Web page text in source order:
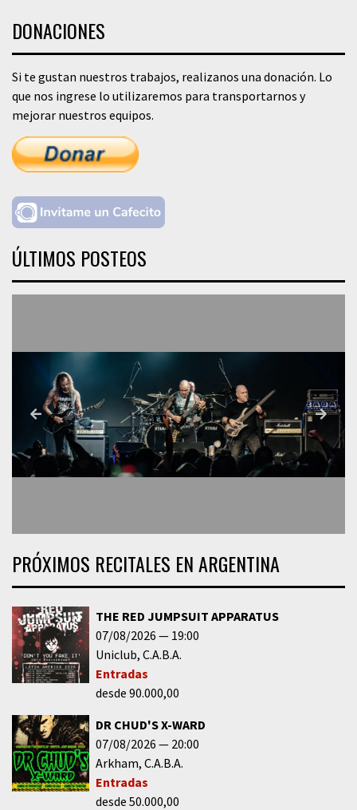
DONACIONES
Si te gustan nuestros trabajos, realizanos una donación. Lo
que nos ingrese lo utilizaremos para transportarnos y
mejorar nuestros equipos.
ÚLTIMOS POSTEOS
PRÓXIMOS RECITALES EN ARGENTINA
THE RED JUMPSUIT APPARATUS
07/08/2026
19:00
Uniclub C.A.B.A.
Entradas
desde 90.000,00
DR CHUD'S X-WARD
07/08/2026
20:00
Arkham C.A.B.A.
Entradas
desde 50.000,00